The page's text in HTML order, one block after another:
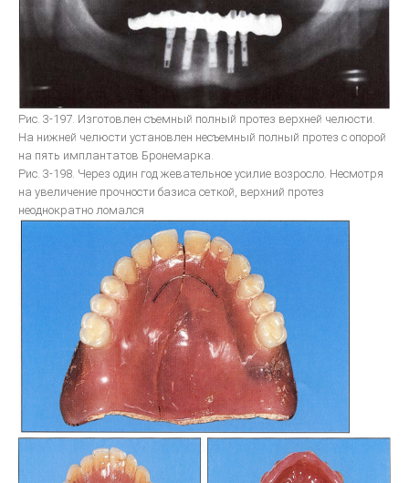
Рис. 3-197. Изготовлен съемный полный протез верхней челюсти.
На нижней челюсти установлен несъемный полный протез с опорой
на пять имплантатов Бронемарка.
Рис. 3-198. Через один год жевательное усилие возросло. Несмотря
на увеличение прочности базиса сеткой, верхний протез
неоднократно ломался